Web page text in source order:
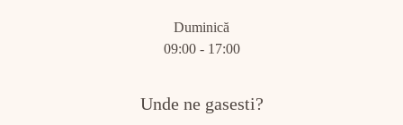
Duminică
09:00 - 17:00
Unde ne gasesti?